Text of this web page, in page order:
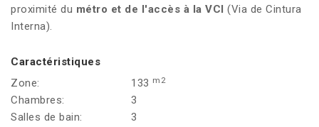
proximité du métro et de l'accès à la VCI (Via de Cintura
Interna).
Caractéristiques
Zone:
133 m2
Chambres:
3
Salles de bain:
3